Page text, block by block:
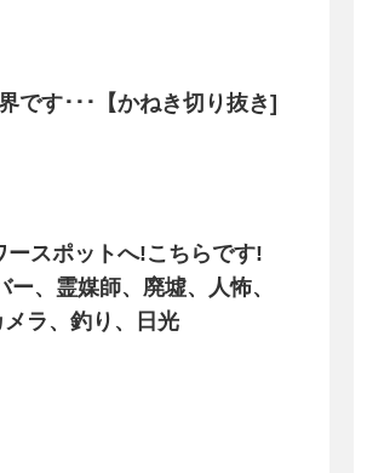
です･･･【かねき切り抜き]
ースポットへ!こちらです!
ー、霊媒師、廃墟、人怖、
ラ、釣り、日光